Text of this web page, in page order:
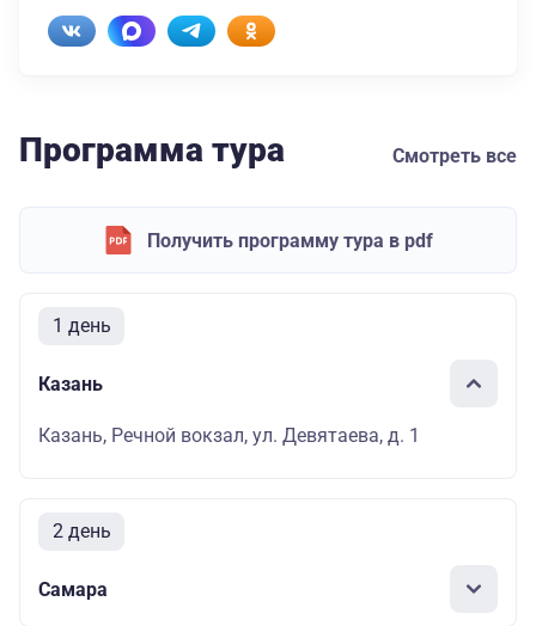
Программа тура Смотреть все
Получить программу тура в pdf
1 день
Казань
Казань, Речной вокзал, ул. Девятаева, д. 1
2 день
Самара